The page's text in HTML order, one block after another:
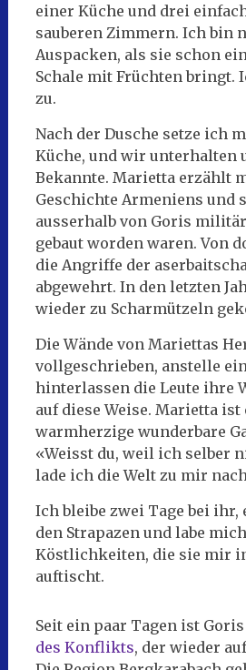
einer Küche und drei
sauberen Zimmern. Ich bin
Auspacken, als sie schon
Schale mit Früchten bringt.
zu.
Nach der Dusche setze ich
Küche, und wir unterhalten
Bekannte. Marietta erzählt
Geschichte Armeniens und
ausserhalb von Goris
gebaut worden waren. Von
die Angriffe der
abgewehrt. In den letzten
wieder zu Scharmützeln
Die Wände von Mariettas
vollgeschrieben, anstelle
hinterlassen die Leute ihre
auf diese Weise. Marietta ist
warmherzige wunderbare
«Weisst du, weil ich selber
lade ich die Welt zu mir
Ich bleibe zwei Tage bei
den Strapazen und labe
Köstlichkeiten, die sie mir
auftischt.
Seit ein paar Tagen ist Goris
des Konflikts, der wieder